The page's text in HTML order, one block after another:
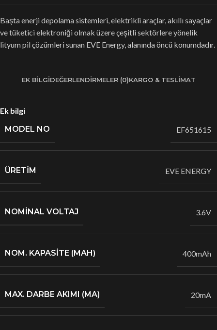
Başta enerji depolama sistemleri, elektrikli araçlar, akıllı sayaçlar
ve tüketici elektroniği olmak üzere çeşitli sektörlere yönelik
lityum pil çözümleri sunan EVE Energy, alanında öncü konumdadır.
EK BILGIDEĞERLENDIRMELER (0)KARGO & TESLIMAT
Ek bilgi
MODEL NO
EF651615
ÜRETİM EVE ENERGY
NOMİNAL VOLTAJ 3.6V
NOM. KAPASİTE (MAH) 400mAh
MAX. DARBE AKIMI (MA) 20mA